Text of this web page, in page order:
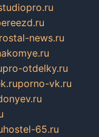
news.ru
pro-otdelky.ru
porno-vk.ru
hostel-65.ru